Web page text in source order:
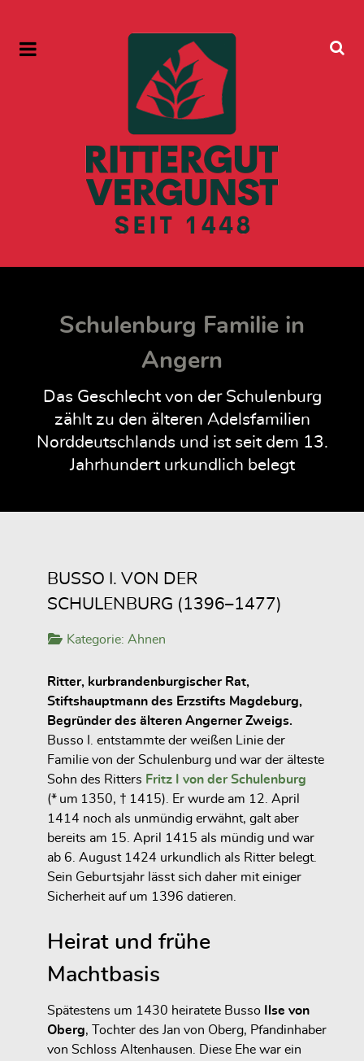
Schulenburg Familie in
Angern
Das Geschlecht von der Schulenburg
zählt zu den älteren Adelsfamilien
Norddeutschlands und ist seit dem 13.
Jahrhundert urkundlich belegt
BUSSO I. VON DER
SCHULENBURG (1396–1477)
Kategorie: Ahnen
Ritter, kurbrandenburgischer Rat,
Stiftshauptmann des Erzstifts Magdeburg,
Begründer des älteren Angerner Zweigs.
Busso I. entstammte der weißen Linie der
Familie von der Schulenburg und war der älteste
Sohn des Ritters Fritz I von der Schulenburg
(* um 1350, † 1415). Er wurde am 12. April
1414 noch als unmündig erwähnt, galt aber
bereits am 15. April 1415 als mündig und war
ab 6. August 1424 urkundlich als Ritter belegt.
Sein Geburtsjahr lässt sich daher mit einiger
Sicherheit auf um 1396 datieren.
Heirat und frühe
Machtbasis
Spätestens um 1430 heiratete Busso
Ilse von
Oberg, Tochter des Jan von Oberg, Pfandinhaber
von Schloss Altenhausen . Diese Ehe war ein